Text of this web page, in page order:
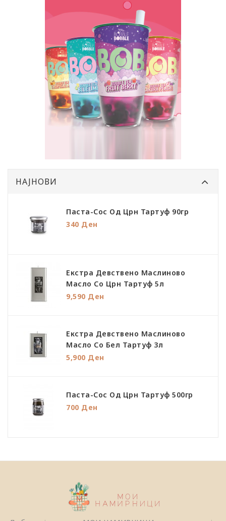
НАЈНОВИ
Паста-Сос Од Црн Тартуф 90гр
340 Ден
Екстра Девствено Маслиново
Масло Со Црн Тартуф 5л
9,590 Ден
Екстра Девствено Маслиново
Масло Со Бел Тартуф 3л
5,900 Ден
Паста-Сос Од Црн Тартуф 500гр
700 Ден